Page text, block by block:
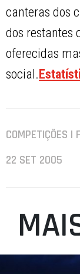
canteras
dos restantes
oferecidas
social.
COMPETIÇÕES |
22 SET 2005